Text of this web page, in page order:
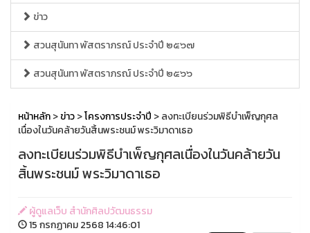
ข่าว
สวนสุนันทา พัสตราภรณ์ ประจำปี ๒๕๖๗
สวนสุนันทา พัสตราภรณ์ ประจำปี ๒๕๖๖
หน้าหลัก>ข่าว>โครงการประจำปี > ลงทะเบียนร่วมพิธีบำเพ็ญกุศล
เนื่องในวันคล้ายวันสิ้นพระชนม์ พระวิมาดาเธอ
ลงทะเบียนร่วมพิธีบำเพ็ญกุศลเนื่องในวันคล้ายวัน
สิ้นพระชนม์ พระวิมาดาเธอ
ผู้ดูแลเว็บ สำนักศิลปวัฒนธรรม
15 กรกฏาคม 2568 14:46:01